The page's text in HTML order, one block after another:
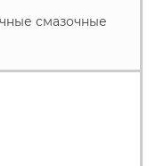
смазочные